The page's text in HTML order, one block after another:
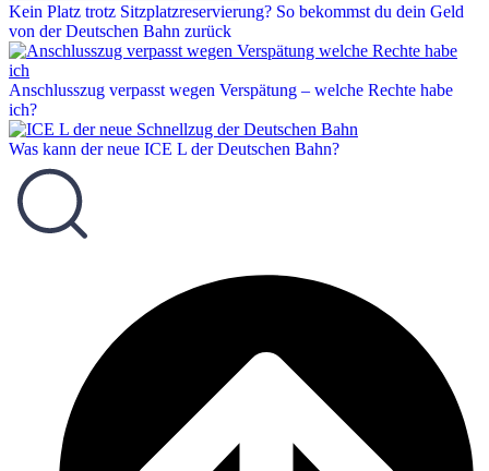
Kein Platz trotz Sitzplatzreservierung? So bekommst du dein Geld
von der Deutschen Bahn zurück
Anschlusszug verpasst wegen Verspätung – welche Rechte habe
ich?
Was kann der neue ICE L der Deutschen Bahn?